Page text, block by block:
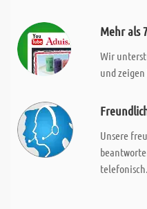
Mehr als
Wir
und
Unsere
telefonisch.